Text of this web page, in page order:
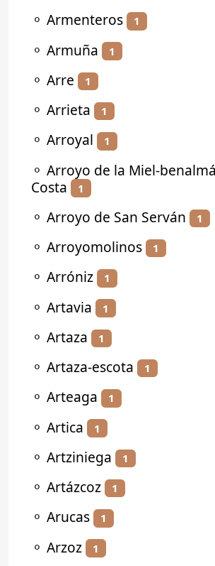
⚬ Armenteros 1
⚬ Armuña 1
⚬ Arre 1
⚬ Arrieta 1
⚬ Arroyal 1
⚬ Arroyo de la Miel-
Costa
1
⚬ Arroyo de San Serván 1
⚬ Arroyomolinos 1
⚬ Arróniz 1
⚬ Artavia 1
⚬ Artaza 1
⚬ Artaza-escota 1
⚬ Arteaga 1
⚬ Artica 1
⚬ Artziniega 1
⚬ Artázcoz 1
⚬ Arucas 1
⚬ Arzoz 1